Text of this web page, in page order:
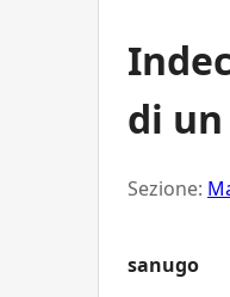
di
Sezione:
sanugo